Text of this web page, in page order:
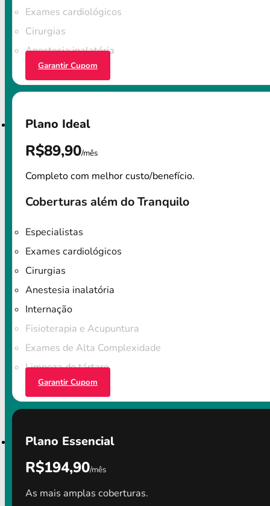
Exames cardiológicos
Cirurgias
Anestesia inalatória
Garantir Cupom
Plano Ideal
R$89,90/mês
Completo com melhor custo/benefício.
Coberturas além do Tranquilo
Especialistas
Exames cardiológicos
Cirurgias
Anestesia inalatória
Internação
Fisioterapia e Acupuntura
Exames de Alta Complexidade
Limpeza do tártaro
Garantir Cupom
Plano Essencial
R$194,90/mês
As mais amplas coberturas.